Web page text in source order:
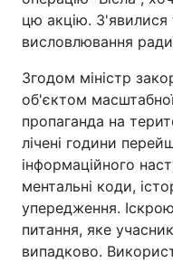
цю акцію. З'явилися
висловлювання
Згодом міністр
об'єктом
пропаганда на
лічені години
інформаційного
ментальні коди,
упередження.
питання, яке
випадково.